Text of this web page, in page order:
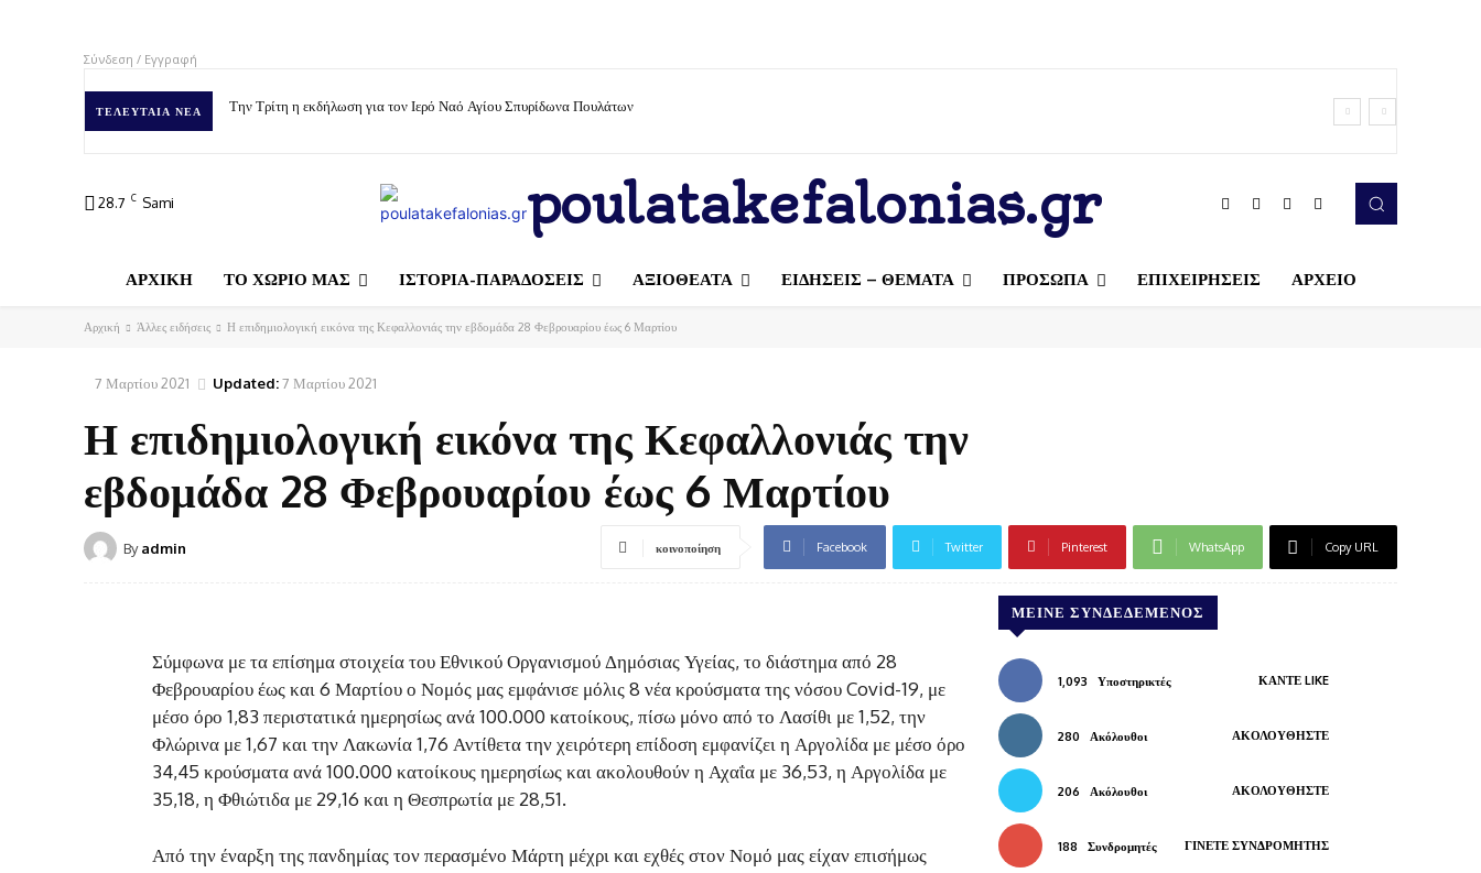
Σύνδεση / Εγγραφή
ΤΕΛΕΥΤΑΊΑ ΝΈΑ Την Τρίτη η εκδήλωση για τον Ιερό Ναό Αγίου Σπυρίδωνα Πουλάτων
28.7 C Sami poulatakefalonias.gr
ΑΡΧΙΚΗ ΤΟ ΧΩΡΙΟ ΜΑΣ ΙΣΤΟΡΙΑ-ΠΑΡΑΔΟΣΕΙΣ ΑΞΙΟΘΕΑΤΑ ΕΙΔΗΣΕΙΣ – ΘΕΜΑΤΑ ΠΡΟΣΩΠΑ ΕΠΙΧΕΙΡΗΣΕΙΣ ΑΡΧΕΙΟ
Αρχική Άλλες ειδήσεις Η επιδημιολογική εικόνα της Κεφαλλονιάς την εβδομάδα 28 Φεβρουαρίου έως 6 Μαρτίου
7 Μαρτίου 2021 Updated:7 Μαρτίου 2021
Η επιδημιολογική εικόνα της Κεφαλλονιάς την
εβδομάδα 28 Φεβρουαρίου έως 6 Μαρτίου
By admin κοινοποίηση Facebook Twitter Pinterest WhatsApp Copy URL
Σύμφωνα με τα επίσημα στοιχεία του Εθνικού Οργανισμού Δημόσιας Υγείας, το διάστημα από 28
Φεβρουαρίου έως και 6 Μαρτίου ο Νομός μας εμφάνισε μόλις 8 νέα κρούσματα της νόσου Covid-19, με
μέσο όρο 1,83 περιστατικά ημερησίως ανά 100.000 κατοίκους, πίσω μόνο από το Λασίθι με 1,52, την
Φλώρινα με 1,67 και την Λακωνία 1,76 Αντίθετα την χειρότερη επίδοση εμφανίζει η Αργολίδα με μέσο όρο
34,45 κρούσματα ανά 100.000 κατοίκους ημερησίως και ακολουθούν η Αχαΐα με 36,53, η Αργολίδα με
35,18, η Φθιώτιδα με 29,16 και η Θεσπρωτία με 28,51.
Από την έναρξη της πανδημίας τον περασμένο Μάρτη μέχρι και εχθές στον Νομό μας είχαν επισήμως
ΜΕΊΝΕ ΣΥΝΔΕΔΕΜΈΝΟΣ
1,093 Υποστηρικτές ΚΆΝΤΕ LIKE
280 Ακόλουθοι ΑΚΟΛΟΥΘΉΣΤΕ
206 Ακόλουθοι ΑΚΟΛΟΥΘΉΣΤΕ
188 Συνδρομητές ΓΊΝΕΤΕ ΣΥΝΔΡΟΜΗΤΉΣ